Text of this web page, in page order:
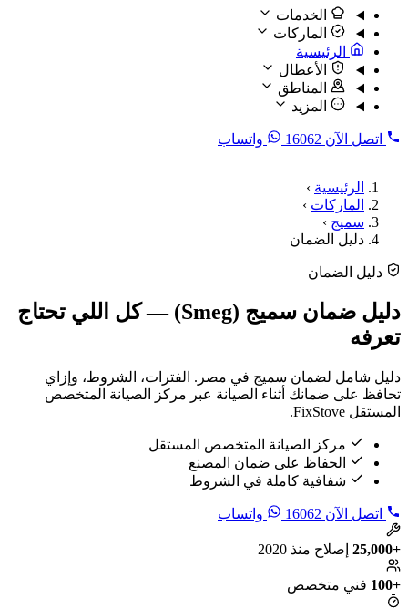
الخدمات
الماركات
الرئيسية
الأعطال
المناطق
المزيد
اتصل الآن 16062 واتساب
الرئيسية ›
الماركات ›
سميج ›
دليل الضمان
دليل الضمان
دليل ضمان سميج (Smeg) — كل اللي تحتاج
تعرفه
دليل شامل لضمان سميج في مصر. الفترات، الشروط، وإزاي
تحافظ على ضمانك أثناء الصيانة عبر مركز الصيانة المتخصص
المستقل FixStove.
مركز الصيانة المتخصص المستقل
الحفاظ على ضمان المصنع
شفافية كاملة في الشروط
اتصل الآن 16062 واتساب
+25,000 إصلاح منذ 2020
+100 فني متخصص